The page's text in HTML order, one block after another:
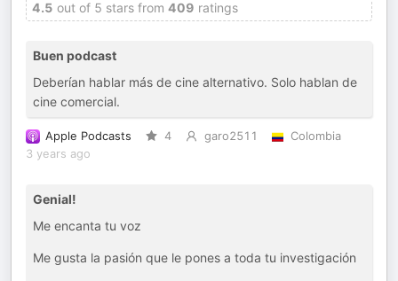
4.5 out of 5 stars from 409 ratings
Buen podcast
Deberían hablar más de cine alternativo. Solo hablan de
cine comercial.
Apple Podcasts 4 garo2511
Colombia
3 years ago
Genial!
Me encanta tu voz
Me gusta la pasión que le pones a toda tu investigación